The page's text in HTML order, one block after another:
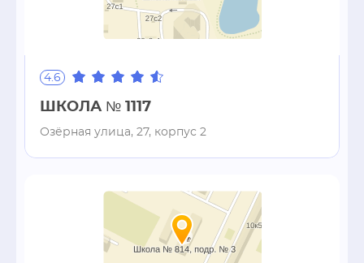
4.6
ШКОЛА № 1117
Озёрная улица, 27, корпус 2